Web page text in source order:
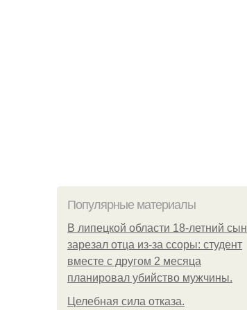
Популярные материалы
В липецкой области 18-летний сын
зарезал отца из-за ссоры: студент
вместе с другом 2 месяца
планировал убийство мужчины.
Целебная сила отказа.